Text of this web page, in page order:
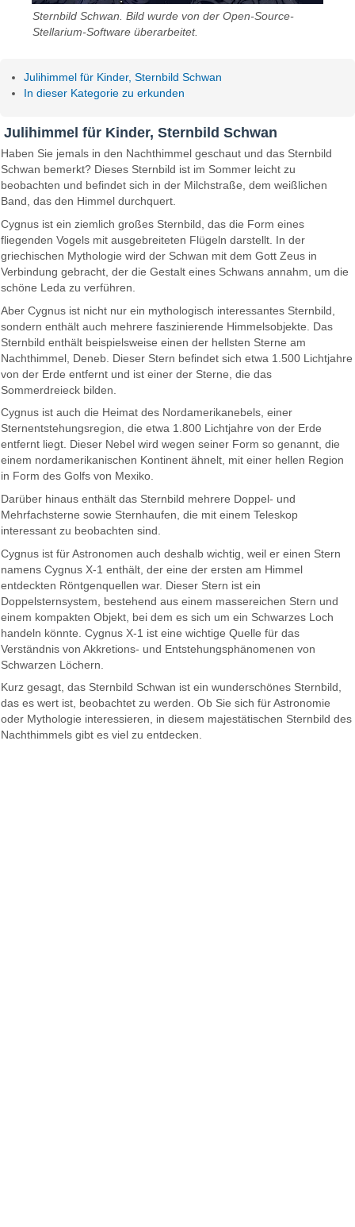
Sternbild Schwan. Bild wurde von der Open-Source-
Stellarium-Software überarbeitet.
Julihimmel für Kinder, Sternbild Schwan
In dieser Kategorie zu erkunden
Julihimmel für Kinder, Sternbild Schwan
Haben Sie jemals in den Nachthimmel geschaut und das Sternbild
Schwan bemerkt? Dieses Sternbild ist im Sommer leicht zu
beobachten und befindet sich in der Milchstraße, dem weißlichen
Band, das den Himmel durchquert.
Cygnus ist ein ziemlich großes Sternbild, das die Form eines
fliegenden Vogels mit ausgebreiteten Flügeln darstellt. In der
griechischen Mythologie wird der Schwan mit dem Gott Zeus in
Verbindung gebracht, der die Gestalt eines Schwans annahm, um die
schöne Leda zu verführen.
Aber Cygnus ist nicht nur ein mythologisch interessantes Sternbild,
sondern enthält auch mehrere faszinierende Himmelsobjekte. Das
Sternbild enthält beispielsweise einen der hellsten Sterne am
Nachthimmel, Deneb. Dieser Stern befindet sich etwa 1.500 Lichtjahre
von der Erde entfernt und ist einer der Sterne, die das
Sommerdreieck bilden.
Cygnus ist auch die Heimat des Nordamerikanebels, einer
Sternentstehungsregion, die etwa 1.800 Lichtjahre von der Erde
entfernt liegt. Dieser Nebel wird wegen seiner Form so genannt, die
einem nordamerikanischen Kontinent ähnelt, mit einer hellen Region
in Form des Golfs von Mexiko.
Darüber hinaus enthält das Sternbild mehrere Doppel- und
Mehrfachsterne sowie Sternhaufen, die mit einem Teleskop
interessant zu beobachten sind.
Cygnus ist für Astronomen auch deshalb wichtig, weil er einen Stern
namens Cygnus X-1 enthält, der eine der ersten am Himmel
entdeckten Röntgenquellen war. Dieser Stern ist ein
Doppelsternsystem, bestehend aus einem massereichen Stern und
einem kompakten Objekt, bei dem es sich um ein Schwarzes Loch
handeln könnte. Cygnus X-1 ist eine wichtige Quelle für das
Verständnis von Akkretions- und Entstehungsphänomenen von
Schwarzen Löchern.
Kurz gesagt, das Sternbild Schwan ist ein wunderschönes Sternbild,
das es wert ist, beobachtet zu werden. Ob Sie sich für Astronomie
oder Mythologie interessieren, in diesem majestätischen Sternbild des
Nachthimmels gibt es viel zu entdecken.